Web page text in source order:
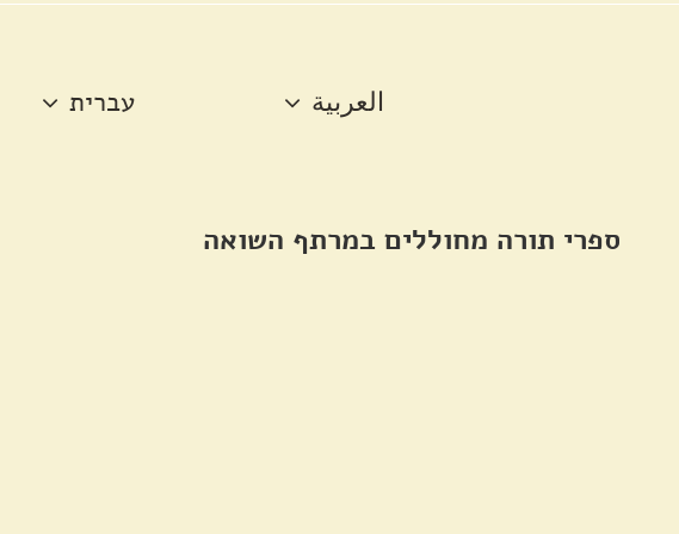
العربية עברית
ספרי תורה מחוללים במרתף השואה